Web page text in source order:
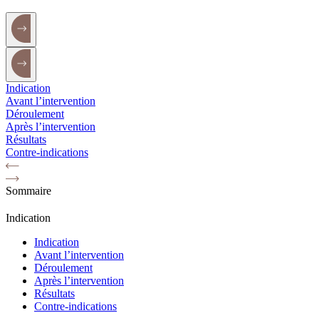
Indication
Avant l’intervention
Déroulement
Après l’intervention
Résultats
Contre-indications
Sommaire
Indication
Indication
Avant l’intervention
Déroulement
Après l’intervention
Résultats
Contre-indications